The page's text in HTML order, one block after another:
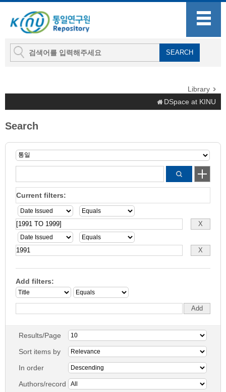
Library
DSpace at KINU
Search
Current filters:
Add filters:
Results/Page
Sort items by
In order
Authors/record